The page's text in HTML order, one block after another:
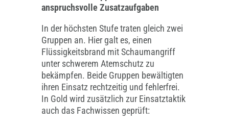
anspruchsvolle Zusatzaufgaben
In der höchsten Stufe traten gleich zwei
Gruppen an. Hier galt es, einen
Flüssigkeitsbrand mit Schaumangriff
unter schwerem Atemschutz zu
bekämpfen. Beide Gruppen bewältigten
ihren Einsatz rechtzeitig und fehlerfrei.
In Gold wird zusätzlich zur Einsatztaktik
auch das Fachwissen geprüft: